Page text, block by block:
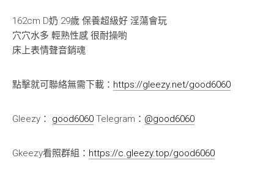
162cm D奶 29歲 保養超級好 淫蕩會玩
穴穴水多 輕熟性感 很耐操喲
床上表情聲音銷魂
點擊就可聯絡無需下載： https://gleezy.net/good6060
Gleezy： good6060 Telegram： @good6060
Gkeezy看照群組： https://c.gleezy.top/good6060